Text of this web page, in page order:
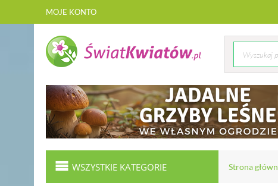
MOJE KONTO
WSZYSTKIE KATEGORIE Strona